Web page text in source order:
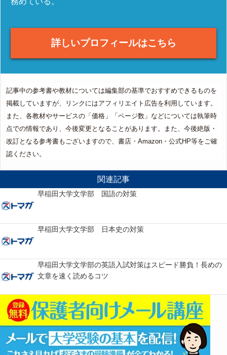
詳しいプロフィールはこちら
記事中の参考書や教材については編集部の基準でおすすめできるものを
掲載していますが、リンクにはアフィリエイト広告を利用しています。
また、各教材やサービスの「価格」「ページ数」などについては執筆時
点での情報であり、今後変更となることがあります。また、今後絶版・
改訂となる参考書もございますので、書店・Amazon・公式HP等をご確
認ください。
関連記事
早稲田大学文学部 国語の対策
早稲田大学文学部 日本史の対策
早稲田大学文学部の英語入試対策はスピード勝負！長めの
文章を速く読めるコツ